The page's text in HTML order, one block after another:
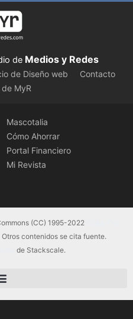
de Medios y Redes
de Diseño web
Contacto
MyR
Mascotalia
Cómo Ahorrar
Portal Financiero
Mi Revista
(CC) 1995-2022
contenidos se cita fuente.
de Stackscale.